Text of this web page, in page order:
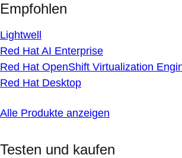
Empfohlen
Lightwell
Red Hat AI Enterprise
Red Hat OpenShift Virtualization
Red Hat Desktop
Alle Produkte anzeigen
Testen und kaufen